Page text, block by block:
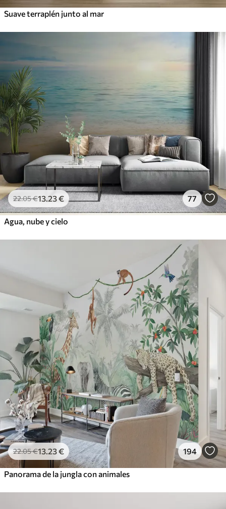
Suave terraplén junto al mar
22.05€13 .23€ 77
Agua, nube y cielo
22.05€13 .23€ 194
Panorama de la jungla con animales